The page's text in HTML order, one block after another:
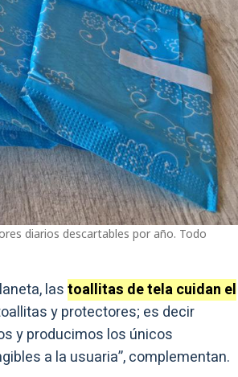
diarios descartables por año. Todo
lastoallitas de tela cuidan el
y protectores; es decir
y producimos los únicos
a la usuaria”, complementan.